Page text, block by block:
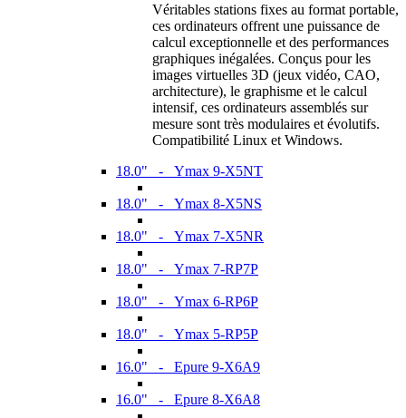
Véritables stations fixes au format portable,
ces ordinateurs offrent une puissance de
calcul exceptionnelle et des performances
graphiques inégalées. Conçus pour les
images virtuelles 3D (jeux vidéo, CAO,
architecture), le graphisme et le calcul
intensif, ces ordinateurs assemblés sur
mesure sont très modulaires et évolutifs.
Compatibilité Linux et Windows.
18.0" - Ymax 9-X5NT
18.0" - Ymax 8-X5NS
18.0" - Ymax 7-X5NR
18.0" - Ymax 7-RP7P
18.0" - Ymax 6-RP6P
18.0" - Ymax 5-RP5P
16.0" - Epure 9-X6A9
16.0" - Epure 8-X6A8